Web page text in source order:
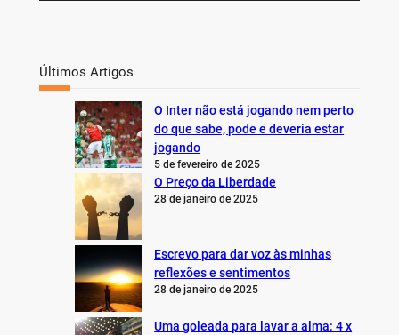
Últimos Artigos
O Inter não está jogando nem perto
do que sabe, pode e deveria estar
jogando
5 de fevereiro de 2025
O Preço da Liberdade
28 de janeiro de 2025
Escrevo para dar voz às minhas
reflexões e sentimentos
28 de janeiro de 2025
Uma goleada para lavar a alma: 4 x